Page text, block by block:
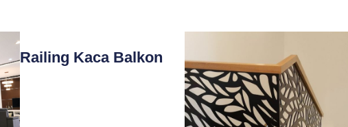
Railing Kaca Balkon